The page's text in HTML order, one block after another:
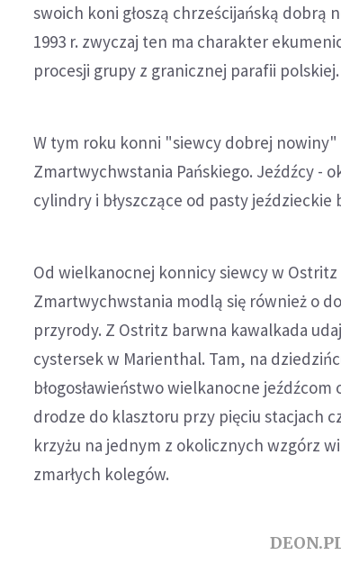
swoich koni głoszą chrześcijańską dobrą
1993 r. zwyczaj ten ma charakter
procesji grupy z granicznej parafii polskiej.
W tym roku konni "siewcy dobrej
Zmartwychwstania Pańskiego. Jeźdźcy -
cylindry i błyszczące od pasty
Od wielkanocnej konnicy siewcy w
Zmartwychwstania modlą się również o
przyrody. Z Ostritz barwna kawalkada
cystersek w Marienthal. Tam, na
błogosławieństwo wielkanocne
drodze do klasztoru przy pięciu stacjach
krzyżu na jednym z okolicznych wzgórz
zmarłych kolegów.